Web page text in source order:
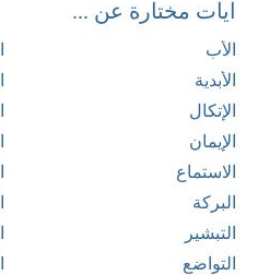
ايات مختارة عن ...
الأب
الأبدية
الإتكال
الإيمان
الاستماع
البركة
التبشير
التواضع